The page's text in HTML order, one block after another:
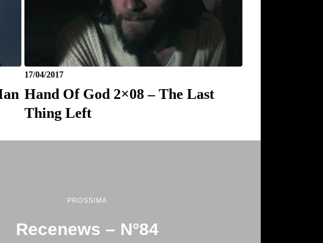
17/04/2017
Hand Of God 2×08 – The Last
Thing Left
PROSSIMA
Recenews – N°84